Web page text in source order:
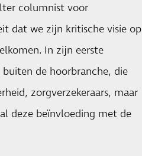
columnist voor
dat we zijn kritische visie op
In zijn eerste
de hoorbranche, die
zorgverzekeraars, maar
deze beïnvloeding met de